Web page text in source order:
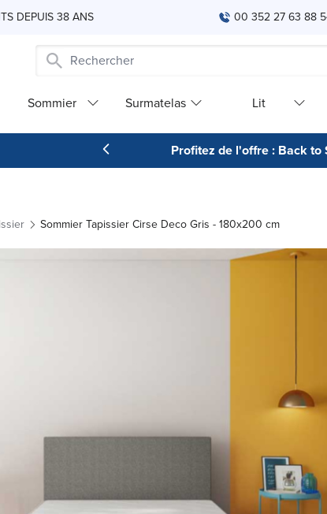
DEPUIS 38 ANS 00 352 27 63 88
Sommier Surmatelas Lit
Profitez de l'offre : Back to
Sommier Tapissier Cirse Deco Gris - 180x200 cm